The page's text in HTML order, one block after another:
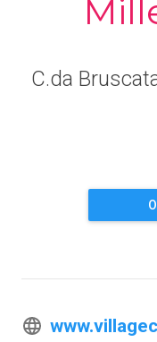
C.da